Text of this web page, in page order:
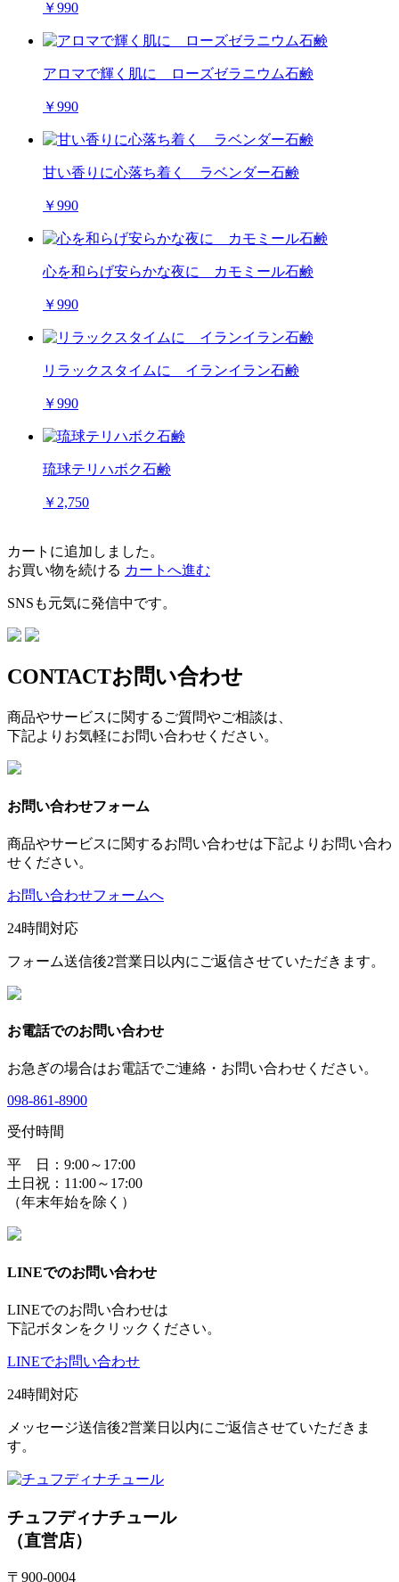
￥990
アロマで輝く肌に ローズゼラニウム石鹸
￥990
甘い香りに心落ち着く ラベンダー石鹸
￥990
心を和らげ安らかな夜に カモミール石鹸
￥990
リラックスタイムに イランイラン石鹸
￥990
琉球テリハボク石鹸
￥2,750
カートに追加しました。
お買い物を続ける カートへ進む
SNSも元気に発信中です。
CONTACTお問い合わせ
商品やサービスに関するご質問やご相談は、
下記よりお気軽にお問い合わせください。
お問い合わせフォーム
商品やサービスに関するお問い合わせは下記よりお問い合わ
せください。
お問い合わせフォームへ
24時間対応
フォーム送信後2営業日以内にご返信させていただきます。
お電話でのお問い合わせ
お急ぎの場合はお電話でご連絡・お問い合わせください。
098-861-8900
受付時間
平 日：9:00～17:00
土日祝：11:00～17:00
（年末年始を除く）
LINEでのお問い合わせ
LINEでのお問い合わせは
下記ボタンをクリックください。
LINEでお問い合わせ
24時間対応
メッセージ送信後2営業日以内にご返信させていただきま
す。
チュフディナチュール
（直営店）
〒900-0004